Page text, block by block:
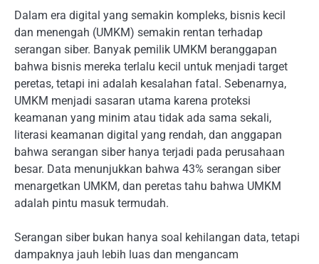
Dalam era digital yang semakin kompleks, bisnis kecil
dan menengah (UMKM) semakin rentan terhadap
serangan siber. Banyak pemilik UMKM beranggapan
bahwa bisnis mereka terlalu kecil untuk menjadi target
peretas, tetapi ini adalah kesalahan fatal. Sebenarnya,
UMKM menjadi sasaran utama karena proteksi
keamanan yang minim atau tidak ada sama sekali,
literasi keamanan digital yang rendah, dan anggapan
bahwa serangan siber hanya terjadi pada perusahaan
besar. Data menunjukkan bahwa 43% serangan siber
menargetkan UMKM, dan peretas tahu bahwa UMKM
adalah pintu masuk termudah.
Serangan siber bukan hanya soal kehilangan data, tetapi
dampaknya jauh lebih luas dan mengancam